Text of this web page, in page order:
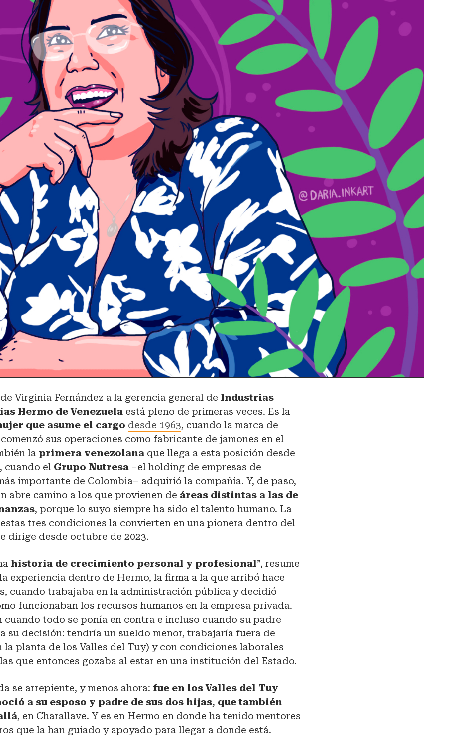
Virginia Fernández a la gerencia general de Industrias
Hermo de Venezuela está pleno de primeras veces. Es la
que asume el cargo desde 1963, cuando la marca de
sus operaciones como fabricante de jamones en el
la primera venezolana que llega a esta posición desde
cuando el Grupo Nutresa –el holding de empresas de
importante de Colombia– adquirió la compañía. Y, de paso,
abre camino a los que provienen de áreas distintas a las de
, porque lo suyo siempre ha sido el talento humano. La
tres condiciones la convierten en una pionera dentro del
dirige desde octubre de 2023.
historia de crecimiento personal y profesional”, resume
experiencia dentro de Hermo, la firma a la que arribó hace
cuando trabajaba en la administración pública y decidió
funcionaban los recursos humanos en la empresa privada.
cuando todo se ponía en contra e incluso cuando su padre
su decisión: tendría un sueldo menor, trabajaría fuera de
la planta de los Valles del Tuy) y con condiciones laborales
que entonces gozaba al estar en una institución del Estado.
se arrepiente, y menos ahora:fue en los Valles del Tuy
a su esposo y padre de sus dos hijas, que también
, en Charallave. Y es en Hermo en donde ha tenido mentores
que la han guiado y apoyado para llegar a donde está.